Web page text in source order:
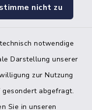
nicht zu
notwendige
Darstellung unserer
zur Nutzung
abgefragt.
Sie in unseren